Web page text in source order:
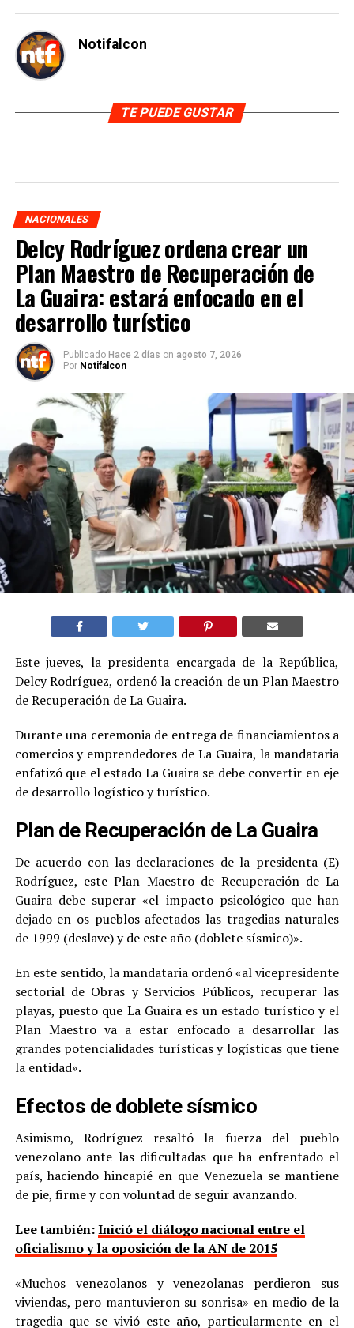
Notifalcon
TE PUEDE GUSTAR
NACIONALES
Delcy Rodríguez ordena crear un
Plan Maestro de Recuperación de
La Guaira: estará enfocado en el
desarrollo turístico
Publicado Hace 2 días on agosto 7, 2026
Por Notifalcon
Este jueves, la presidenta encargada de la República,
Delcy Rodríguez, ordenó la creación de un Plan Maestro
de Recuperación de La Guaira.
Durante una ceremonia de entrega de financiamientos a
comercios y emprendedores de La Guaira, la mandataria
enfatizó que el estado La Guaira se debe convertir en eje
de desarrollo logístico y turístico.
Plan de Recuperación de La Guaira
De acuerdo con las declaraciones de la presidenta (E)
Rodríguez, este Plan Maestro de Recuperación de La
Guaira debe superar «el impacto psicológico que han
dejado en os pueblos afectados las tragedias naturales
de 1999 (deslave) y de este año (doblete sísmico)».
En este sentido, la mandataria ordenó «al vicepresidente
sectorial de Obras y Servicios Públicos, recuperar las
playas, puesto que La Guaira es un estado turístico y el
Plan Maestro va a estar enfocado a desarrollar las
grandes potencialidades turísticas y logísticas que tiene
la entidad».
Efectos de doblete sísmico
Asimismo, Rodríguez resaltó la fuerza del pueblo
venezolano ante las dificultadas que ha enfrentado el
país, haciendo hincapié en que Venezuela se mantiene
de pie, firme y con voluntad de seguir avanzando.
Lee también:Inició el diálogo nacional entre el
oficialismo y la oposición de la AN de 2015
«Muchos venezolanos y venezolanas perdieron sus
viviendas, pero mantuvieron su sonrisa» en medio de la
tragedia que se vivió este año, particularmente en el